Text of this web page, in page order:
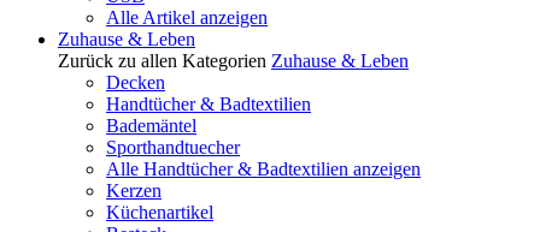
Alle Artikel anzeigen
Zuhause & Leben
Zurück zu allen Kategorien Zuhause & Leben
Decken
Handtücher & Badtextilien
Bademäntel
Sporthandtuecher
Alle Handtücher & Badtextilien anzeigen
Kerzen
Küchenartikel